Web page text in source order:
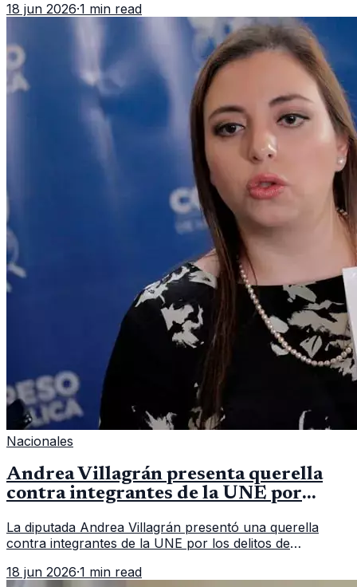
importar edad.
18 jun 2026·1 min read
Nacionales
Andrea Villagrán presenta querella
contra integrantes de la UNE por
La diputada Andrea Villagrán presentó una querella
contra integrantes de la UNE por los delitos de
18 jun 2026·1 min read